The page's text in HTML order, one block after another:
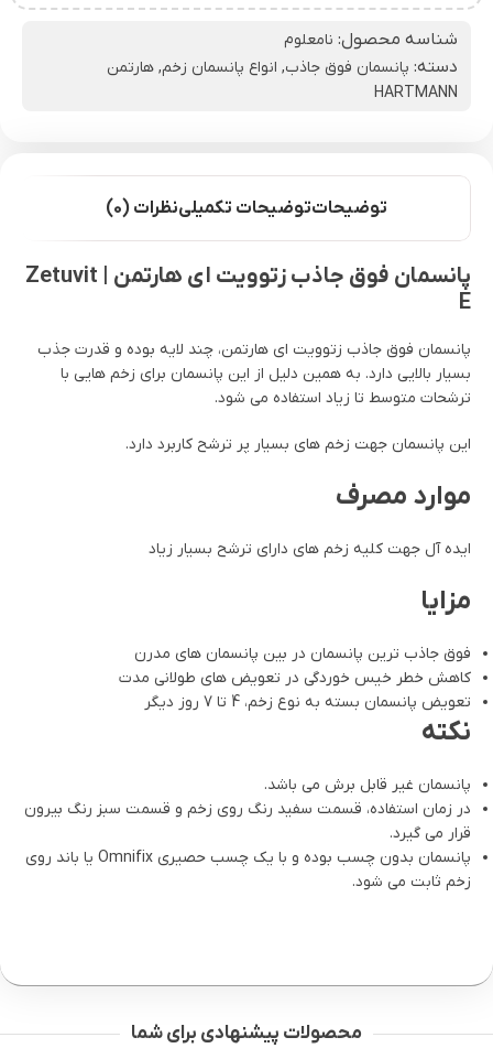
شناسه محصول: نامعلوم
دسته: پانسمان فوق جاذب, انواع پانسمان زخم, هارتمن
HARTMANN
توضیحاتتوضیحات تکمیلینظرات (0)
پانسمان فوق جاذب زتوویت ای هارتمن | Zetuvit
E
پانسمان فوق جاذب زتوویت ای هارتمن، چند لایه بوده و قدرت جذب
بسیار بالایی دارد. به همین دلیل از این پانسمان برای زخم هایی با
ترشحات متوسط تا زیاد استفاده می شود.
این پانسمان جهت زخم های بسیار پر ترشح کاربرد دارد.
موارد مصرف
ایده آل جهت کلیه زخم های دارای ترشح بسیار زیاد
مزایا
فوق جاذب ترین پانسمان در بین پانسمان های مدرن
کاهش خطر خیس خوردگی در تعویض های طولانی مدت
تعویض پانسمان بسته به نوع زخم، 4 تا 7 روز دیگر
نکته
پانسمان غیر قابل برش می باشد.
در زمان استفاده، قسمت سفید رنگ روی زخم و قسمت سبز رنگ بیرون
قرار می گیرد.
پانسمان بدون چسب بوده و با یک چسب حصیری Omnifix یا باند روی
زخم ثابت می شود.
محصولات پیشنهادی برای شما